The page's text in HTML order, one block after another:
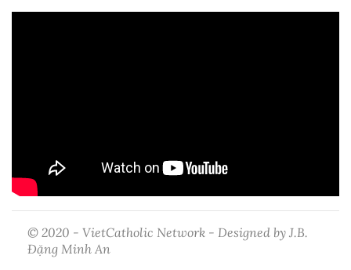
© 2020 - VietCatholic Network - Designed by J.B.
Đặng Minh An